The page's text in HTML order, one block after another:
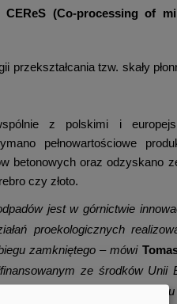
CEReS (Co-processing of
przekształcania tzw. skały
z polskimi i
pełnowartościowe
betonowych oraz odzyskano
czy złoto.
jest w górnictwie
proekologicznych
zamkniętego – mówi
ze środków Unii
towarzyszącej